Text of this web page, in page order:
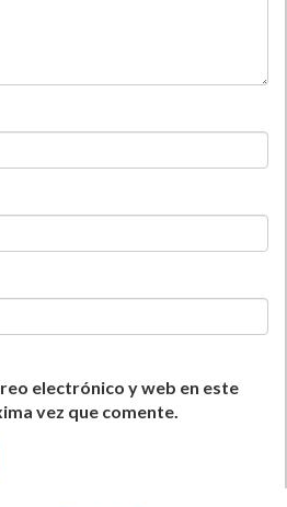
electrónico y web en este
vez que comente.